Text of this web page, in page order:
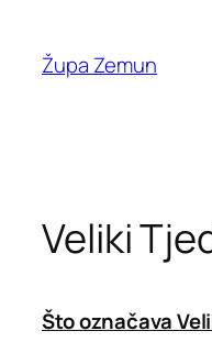
content
Župa Zemun
Veliki
Što označava